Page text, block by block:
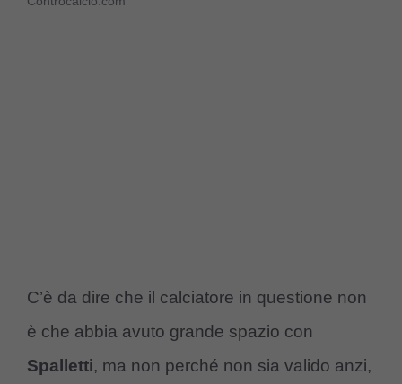
C’è da dire che il calciatore in questione non
è che abbia avuto grande spazio con
Spalletti, ma non perché non sia valido anzi,